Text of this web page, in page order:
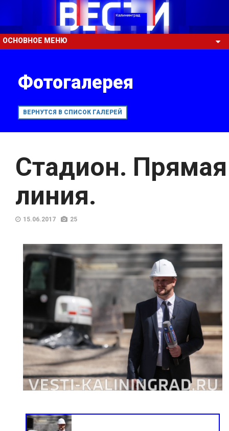
ОСНОВНОЕ МЕНЮ
Фотогалерея
ВЕРНУТСЯ В СПИСОК ГАЛЕРЕЙ
Стадион. Прямая
линия.
15.06.2017 25